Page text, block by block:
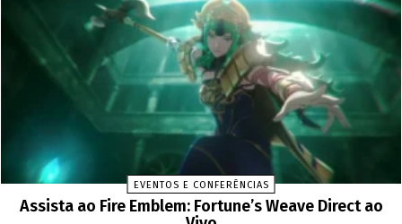
EVENTOS E CONFERÊNCIAS
Assista ao Fire Emblem: Fortune’s Weave Direct ao